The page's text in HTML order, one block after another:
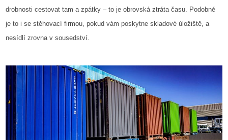
drobnosti cestovat tam a zpátky – to je obrovská ztráta času. Podobné
je to i se stěhovací firmou, pokud vám poskytne skladové úložiště, a
nesídlí zrovna v sousedství.